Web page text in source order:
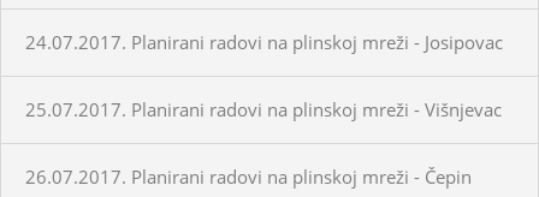
24.07.2017. Planirani radovi na plinskoj mreži - Josipovac
25.07.2017. Planirani radovi na plinskoj mreži - Višnjevac
26.07.2017. Planirani radovi na plinskoj mreži - Čepin